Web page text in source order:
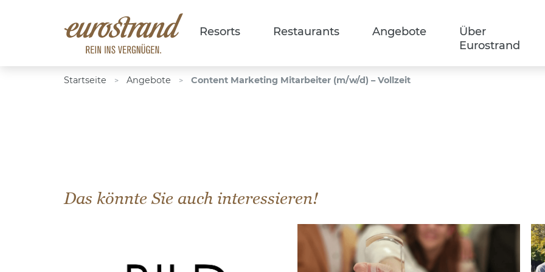
Resorts Restaurants Angebote
Über
Eurostrand
Startseite > Angebote > Content Marketing Mitarbeiter (m/w/d) – Vollzeit
Das könnte Sie auch interessieren!